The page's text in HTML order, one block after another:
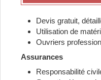
Devis gratuit,
Utilisation de
Ouvriers
Assurances
Responsabilité